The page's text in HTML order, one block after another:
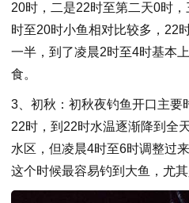
20时，二是22时至第二天0时
时至20时小鱼相对比较多，22
一半，到了凌晨2时至4时基本
食。
3、初秋：初秋夜钓鱼开口主要
22时，到22时水温逐渐降到全
水区，但凌晨4时至6时调整过
这个时候最容易钓到大鱼，尤